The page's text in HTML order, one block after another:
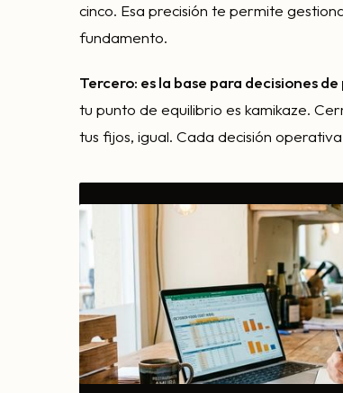
cinco. Esa precisión te permite
fundamento.
Tercero: es la base para decisiones
tu punto de equilibrio es kamikaze.
tus fijos, igual. Cada decisión